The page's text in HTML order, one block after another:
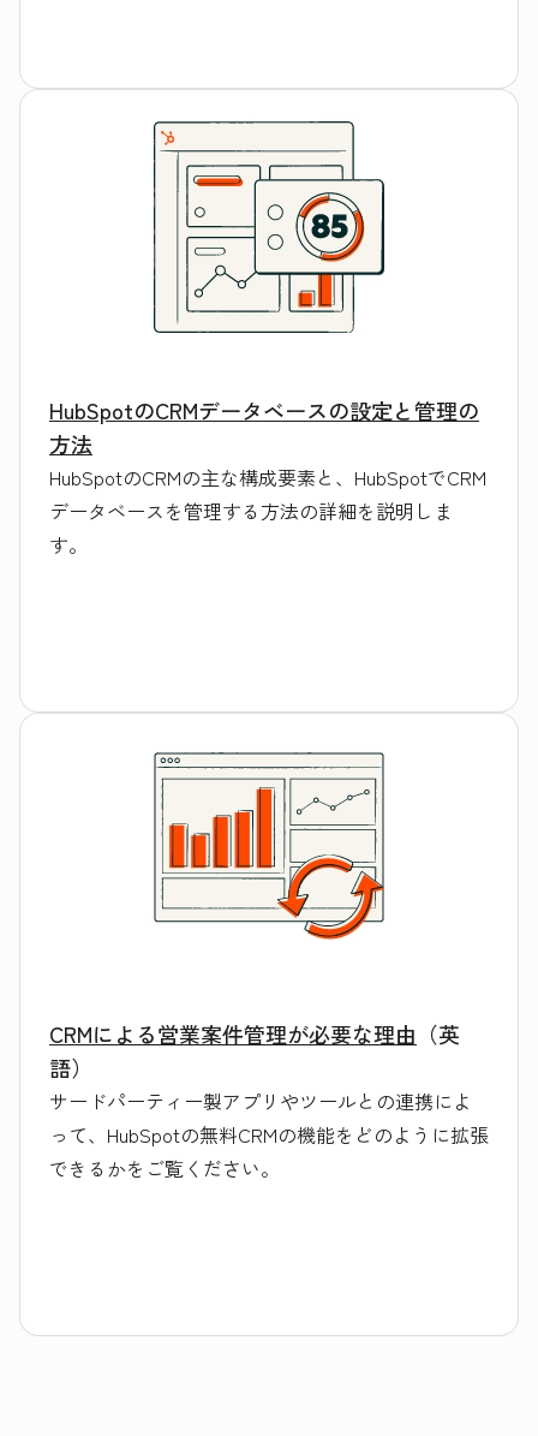
HubSpotのCRMデータベースの設定と管理の
方法
HubSpotのCRMの主な構成要素と、HubSpotでCRM
データベースを管理する方法の詳細を説明しま
す。
CRMによる営業案件管理が必要な理由 （英
語）
サードパーティー製アプリやツールとの連携によ
って、HubSpotの無料CRMの機能をどのように拡張
できるかをご覧ください。